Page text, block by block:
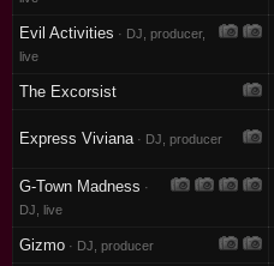
Evil Activities · DJ, producer,
live
The Excorsist
Express Viviana · DJ, producer
G-Town Madness ·
DJ, live
Gizmo · DJ, producer